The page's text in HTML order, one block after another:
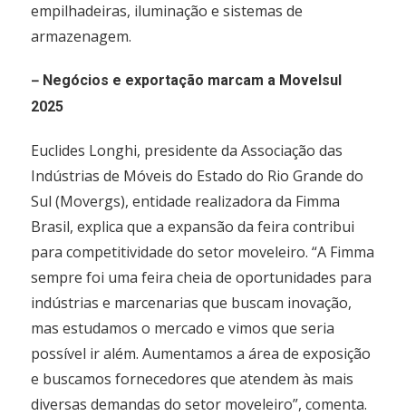
empilhadeiras, iluminação e sistemas de
armazenagem.
– Negócios e exportação marcam a Movelsul
2025
Euclides Longhi, presidente da Associação das
Indústrias de Móveis do Estado do Rio Grande do
Sul (Movergs), entidade realizadora da Fimma
Brasil, explica que a expansão da feira contribui
para competitividade do setor moveleiro. “A Fimma
sempre foi uma feira cheia de oportunidades para
indústrias e marcenarias que buscam inovação,
mas estudamos o mercado e vimos que seria
possível ir além. Aumentamos a área de exposição
e buscamos fornecedores que atendem às mais
diversas demandas do setor moveleiro”, comenta.